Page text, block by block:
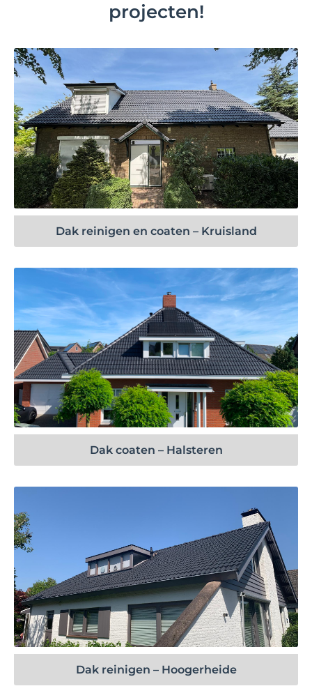
projecten!
Bekijk project
Dak reinigen en coaten – Kruisland
Bekijk project
Dak coaten – Halsteren
Bekijk project
Dak reinigen – Hoogerheide